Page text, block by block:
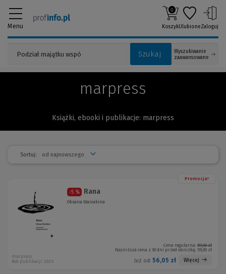
Menu
Szukaj
Wyszukiwanie
zaawansowane
0
KoszykUlubioneZaloguj
marpress
Książki, ebooki i publikacje: marpress
Sortuj:
Promocja!
-5 % Rana
Oksana Wasiakina
Cena regularna: 59,00 zł
Najniższa cena z 30 dni przed obniżką: 59,00 zł
Już od: 56,05 zł Więcej
marpress
Rok publikacji: 2025